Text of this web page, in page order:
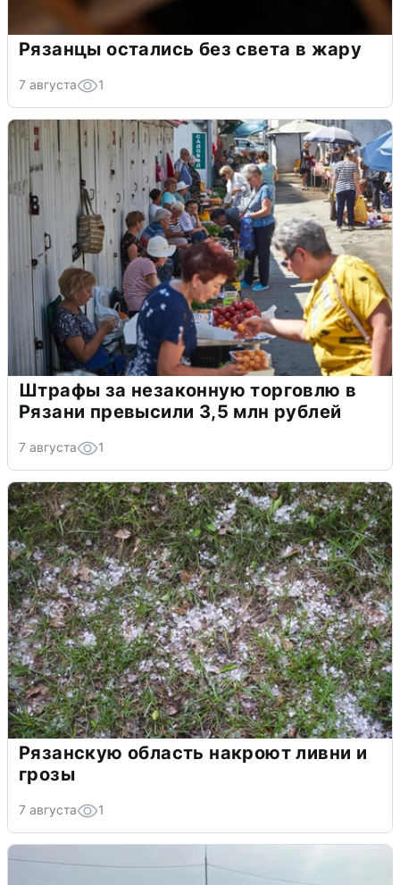
Рязанцы остались без света в жару
7 августа 1
Штрафы за незаконную торговлю в
Рязани превысили 3,5 млн рублей
7 августа 1
Рязанскую область накроют ливни и
грозы
7 августа 1